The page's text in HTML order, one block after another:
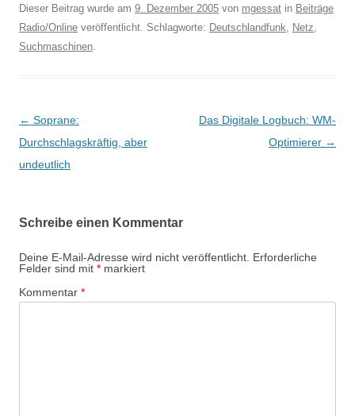
Dieser Beitrag wurde am 9. Dezember 2005 von mgessat in Beiträge
Radio/Online veröffentlicht. Schlagworte: Deutschlandfunk, Netz,
Suchmaschinen.
Beitragsnavigation
← Soprane:
Durchschlagskräftig, aber
undeutlich
Das Digitale Logbuch: WM-
Optimierer →
Schreibe einen Kommentar
Deine E-Mail-Adresse wird nicht veröffentlicht. Erforderliche
Felder sind mit * markiert
Kommentar *